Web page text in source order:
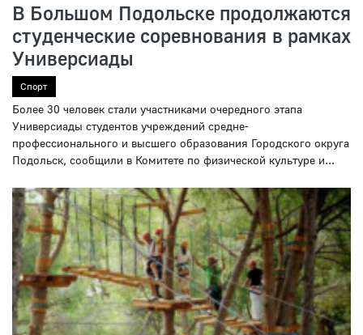
В Большом Подольске продолжаются
студенческие соревнования в рамках
Универсиады
Спорт
Более 30 человек стали участниками очередного этапа
Универсиады студентов учреждений средне-
профессионального и высшего образования Городского округа
Подольск, сообщили в Комитете по физической культуре и...